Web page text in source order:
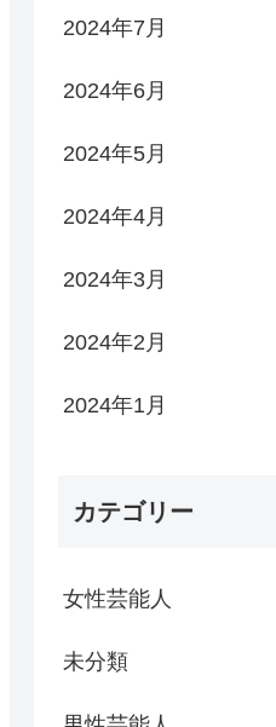
2024年7月
2024年6月
2024年5月
2024年4月
2024年3月
2024年2月
2024年1月
カテゴリー
女性芸能人
未分類